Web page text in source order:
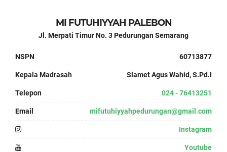
MI FUTUHIYYAH PALEBON
Jl. Merpati Timur No. 3 Pedurungan Semarang
NSPN 60713877
Kepala Madrasah Slamet Agus Wahid, S.Pd.I
Telepon 024 - 76413251
Email mifutuhiyyahpedurungan@gmail.com
Instagram
Youtube